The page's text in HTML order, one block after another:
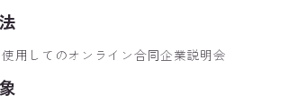
用してのオンライン合同企業説明会